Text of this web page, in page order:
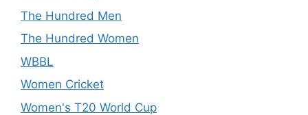
The Hundred Men
The Hundred Women
WBBL
Women Cricket
Women's T20 World Cup